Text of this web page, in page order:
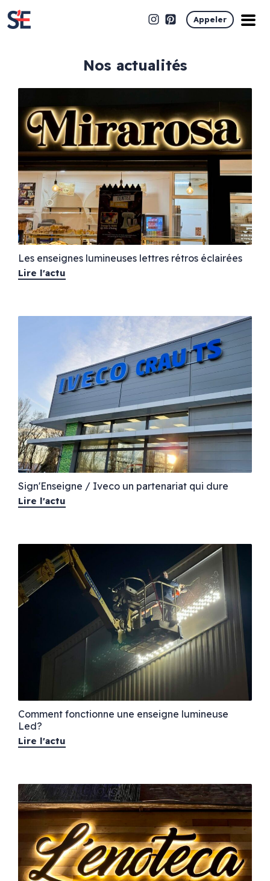
Appeler
Nos actualités
Les enseignes lumineuses lettres rétros éclairées
Lire l'actu
Sign'Enseigne / Iveco un partenariat qui dure
Lire l'actu
Comment fonctionne une enseigne lumineuse
Led?
Lire l'actu